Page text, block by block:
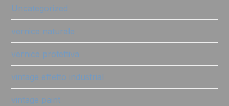
Uncategorized
vernice naturale
vernice protettiva
vintage effetto industrial
vintage paint